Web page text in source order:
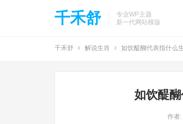
千禾舒
专业WP主题
新一代网站模版
千禾舒 解说生肖 如饮醍醐代表指什么
如饮醍
作者: